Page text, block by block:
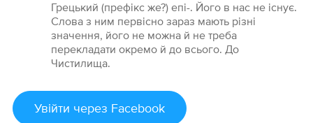
Грецький (префікс же?) епі-. Його в нас не існує.
Слова з ним первісно зараз мають різні
значення, його не можна й не треба
перекладати окремо й до всього. До
Чистилища.
Увійти через Facebook